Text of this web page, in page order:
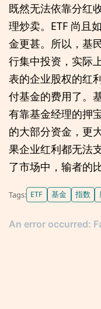
既然无法依靠分红
理炒卖。ETF 尚且
金更甚。所以，基
行集中投资，实际
表的企业股权的红
付基金的费用了。
有靠基金经理的押
的大部分资金，更
果企业红利都无法
了市场中，输者的
Tags: ETF 基金 指数